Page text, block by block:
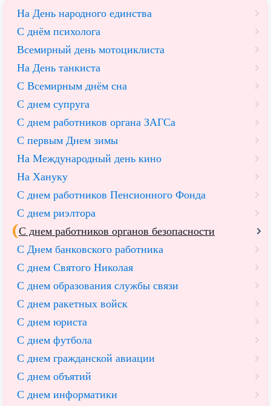
На День народного единства
С днём психолога
Всемирный день мотоциклиста
На День танкиста
С Всемирным днём сна
С днем супруга
С днем работников органа ЗАГСа
С первым Днем зимы
На Международный день кино
На Хануку
С днем работников Пенсионного Фонда
С днем риэлтора
С днем работников органов безопасности
С Днем банковского работника
С днем Святого Николая
С днем образования службы связи
С днем ракетных войск
С днем юриста
С днем футбола
С днем гражданской авиации
С днем объятий
С днем информатики